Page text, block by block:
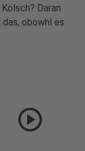
Daran
das, obowhl es
play_circle